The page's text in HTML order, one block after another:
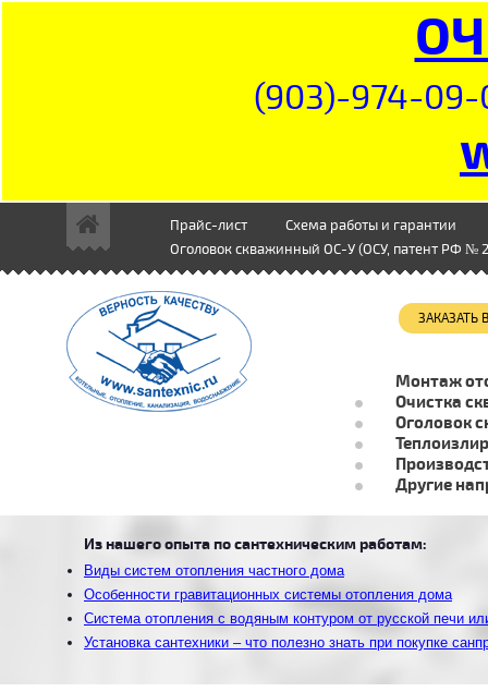
(903)-974-09-
Прайс-лист
Схема работы и гарантии
Оголовок скважинный ОС-У (ОСУ, патент РФ №
Монтаж
Очистка
Оголовок
Другие
Из нашего опыта по сантехническим работам:
Виды систем отопления частного дома
Особенности гравитационных системы отопления дома
Система отопления с водяным контуром от русской печи
Установка сантехники – что полезно знать при покупке